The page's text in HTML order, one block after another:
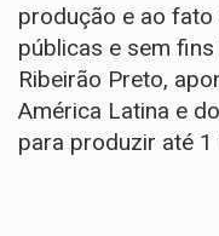
produção e ao
públicas e sem
Ribeirão Preto,
América Latina e
para produzir até